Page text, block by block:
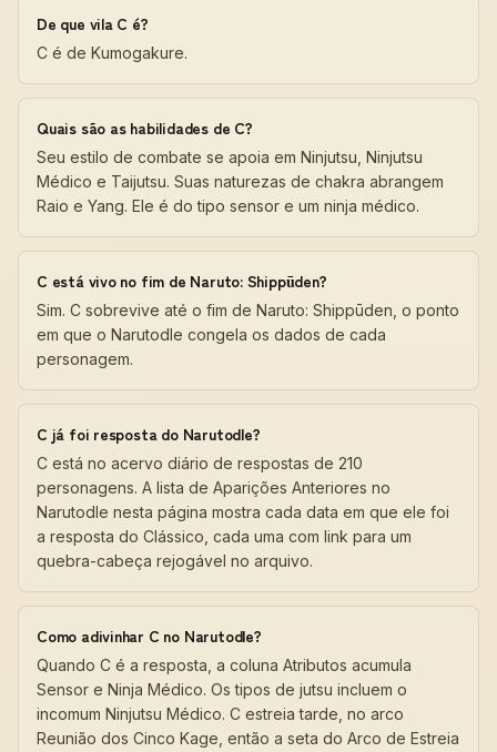
De que vila C é?
C é de Kumogakure.
Quais são as habilidades de C?
Seu estilo de combate se apoia em Ninjutsu, Ninjutsu
Médico e Taijutsu. Suas naturezas de chakra abrangem
Raio e Yang. Ele é do tipo sensor e um ninja médico.
C está vivo no fim de Naruto: Shippūden?
Sim. C sobrevive até o fim de Naruto: Shippūden, o ponto
em que o Narutodle congela os dados de cada
personagem.
C já foi resposta do Narutodle?
C está no acervo diário de respostas de 210
personagens. A lista de Aparições Anteriores no
Narutodle nesta página mostra cada data em que ele foi
a resposta do Clássico, cada uma com link para um
quebra-cabeça rejogável no arquivo.
Como adivinhar C no Narutodle?
Quando C é a resposta, a coluna Atributos acumula
Sensor e Ninja Médico. Os tipos de jutsu incluem o
incomum Ninjutsu Médico. C estreia tarde, no arco
Reunião dos Cinco Kage, então a seta do Arco de Estreia